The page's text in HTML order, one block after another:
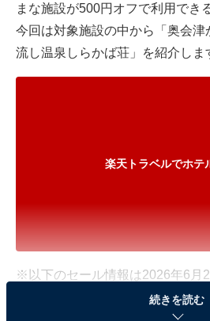
まな施設が500円オフで利用でき
今回は対象施設の中から「奥会津
流し温泉しらかば荘」を紹介しま
楽天トラベルでホテ
※以下のセール情報は2026年6月
す。料金の変更、満室の場合もあ
続きを読む